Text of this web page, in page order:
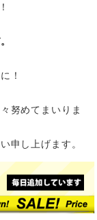
！
努めてまいりま
申し上げます。